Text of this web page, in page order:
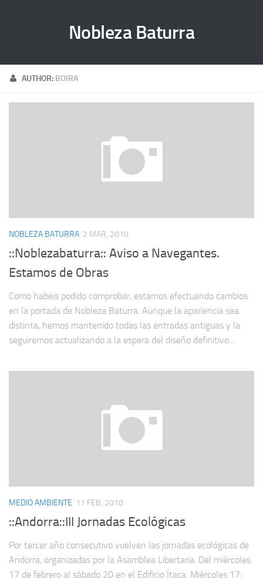
Nobleza Baturra
AUTHOR: BOIRA
NOBLEZA BATURRA 2 MAR, 2010
::Noblezabaturra:: Aviso a Navegantes.
Estamos de Obras
Como habéis podido comprobar, estamos efectuando cambios
en la portada de Nobleza Baturra. Aunque la apariencia sea
distinta, hemos mantenido todas las entradas antiguas y la
seguiremos actualizando a la espera del diseño definitivo....
MEDIO AMBIENTE 11 FEB, 2010
::Andorra::III Jornadas Ecológicas
Por tercer año consecutivo vuelven las jornadas ecológicas de
Andorra, organizadas por la Asamblea Libertaria. Del miércoles
17 de febrero al sábado 20 en el Edificio Ítaca. Miércoles 17: